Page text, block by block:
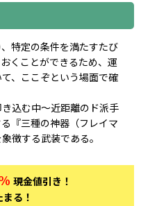
特定の条件を満たすたび
くことができるため、運
、ここぞという場面で確
込む中〜近距離のド派手
『三種の神器（フレイマ
徴する武装である。
現金値引き！
る！